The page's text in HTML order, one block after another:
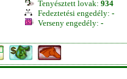
Tenyésztett lovak: 934
Fedeztetési engedély: -
Verseny engedély: -